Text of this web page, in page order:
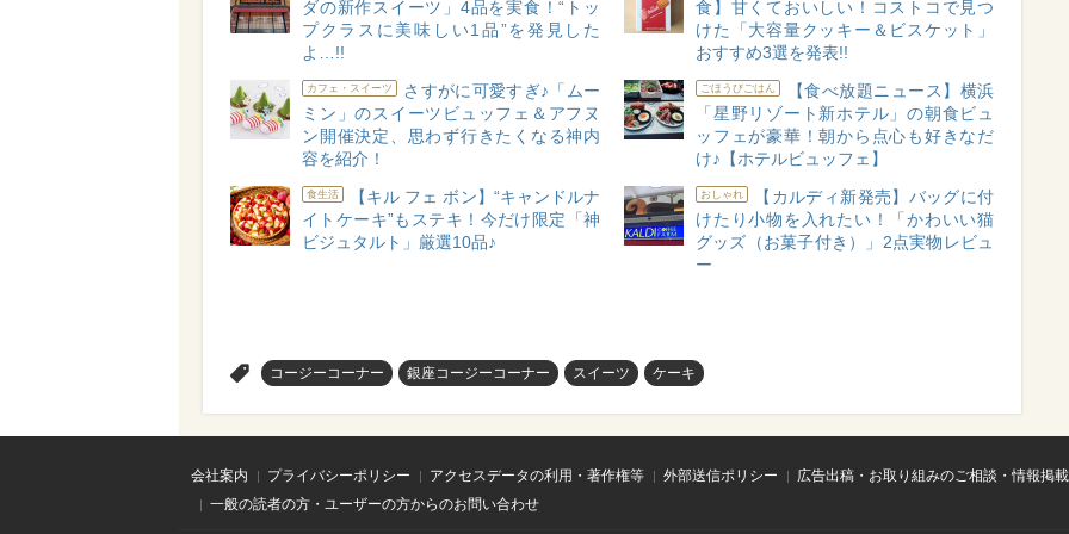
ダの新作スイーツ」4品を実食！“トッ
プクラスに美味しい1品”を発見した
よ…!!
食】甘くておいしい！コストコで見つ
けた「大容量クッキー＆ビスケット」
おすすめ3選を発表!!
カフェ・スイーツ
さすがに可愛すぎ♪「ムー
ミン」のスイーツビュッフェ＆アフヌ
ン開催決定、思わず行きたくなる神内
容を紹介！
ごほうびごはん
【食べ放題ニュース】横浜
「星野リゾート新ホテル」の朝食ビュ
ッフェが豪華！朝から点心も好きなだ
け♪【ホテルビュッフェ】
食生活
【キル フェ ボン】“キャンドルナ
イトケーキ”もステキ！今だけ限定「神
ビジュタルト」厳選10品♪
おしゃれ
【カルディ新発売】バッグに付
けたり小物を入れたい！「かわいい猫
グッズ（お菓子付き）」2点実物レビュ
ー
コージーコーナー 銀座コージーコーナー スイーツ ケーキ
会社案内 プライバシーポリシー アクセスデータの利用・著作権等 外部送信ポリシー
広告出稿・お取り組みのご相談・情報掲
一般の読者の方・ユーザーの方からのお問い合わせ